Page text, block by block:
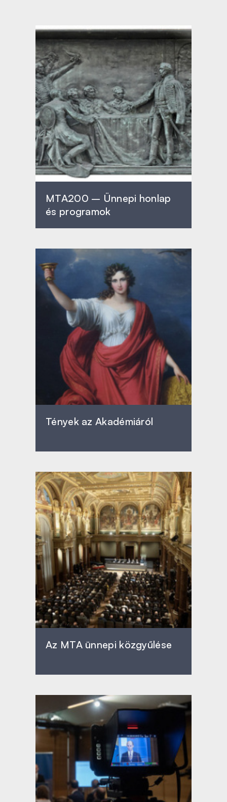
MTA200 – Ünnepi honlap
és programok
Tények az Akadémiáról
Az MTA ünnepi közgyűlése